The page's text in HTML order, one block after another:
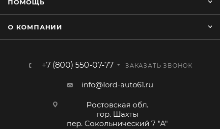
ПОМОЩЬ
О КОМПАНИИ
+7 (800) 550-07-77 ЗАКАЗАТЬ ЗВОНОК
info@lord-auto61.ru
Ростовская обл.
гор. Шахты
пер. Сокольнический 7 "А"